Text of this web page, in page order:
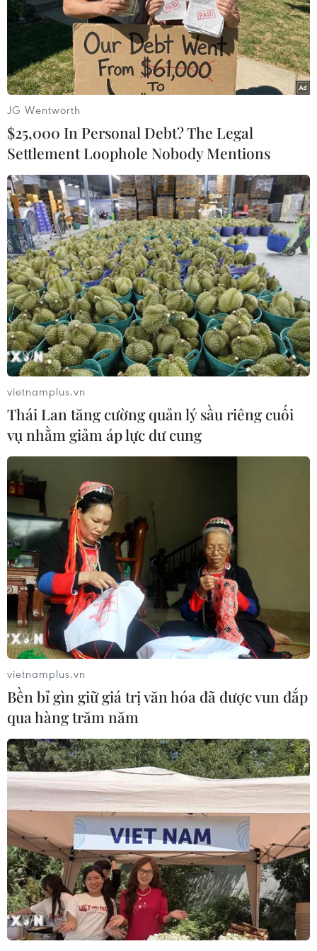
Phe của bà Clinton sẽ tham gia kiểm lại
phiếu tại bang Wisconsin
26/11/2016 23:19
Ngày 26/11, ban vận động tranh cử của ứng cử viên
Tổng thống Mỹ của Đảng Dân chủ Clinton tuyên bố sẽ
cân nhắc việc tham gia kiểm lại phiếu cuộc bầu cử hôm
8/11 vừa qua tại Wisconsin.
Ông Donald Trump: Việc kiểm lại phiếu là
một mưu đồ bất lương
27/11/2016 01:41
Tổng thống đắc cử Mỹ Donald Trump tuyên bố việc ứng
cử viên tổng thống Jill Stein của Đảng Xanh đề nghị
kiểm lại phiếu tại bang Wisconsin, Michigan và
Pennsylvania là một "mưu đồ bất lương."
Ông Trump khẳng định hàng triệu phiếu
JG Wentworth
$25,000 In Personal Debt? The Legal
Settlement Loophole Nobody Mentions
vietnamplus.vn
Thái Lan tăng cường quản lý sầu riêng cuối
vụ nhằm giảm áp lực dư cung
vietnamplus.vn
Bền bỉ gìn giữ giá trị văn hóa đã được vun đắp
qua hàng trăm năm